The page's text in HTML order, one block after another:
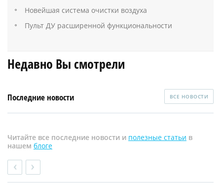
Новейшая система очистки воздуха
Пульт ДУ расширенной функциональности
Недавно Вы смотрели
Последние новости ВСЕ НОВОСТИ
Читайте все последние новости и полезные статьи в
нашем блоге